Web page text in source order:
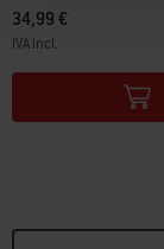
34,99 €
IVA incl.
Color Options